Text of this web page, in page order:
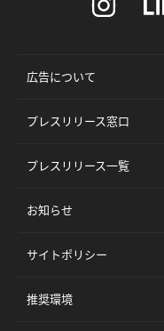
広告について
プレスリリース窓口
プレスリリース一覧
お知らせ
サイトポリシー
推奨環境